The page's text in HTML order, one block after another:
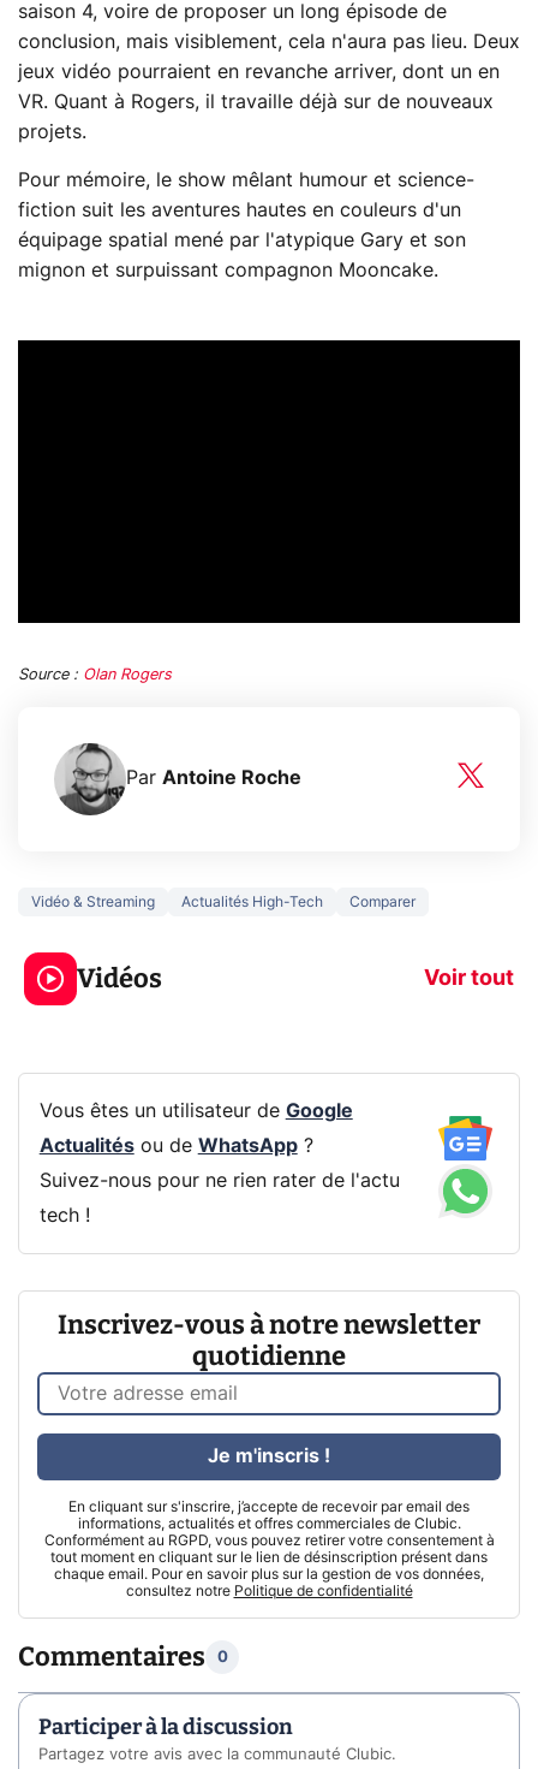
saison 4, voire de proposer un long épisode de
conclusion, mais visiblement, cela n'aura pas lieu. Deux
jeux vidéo pourraient en revanche arriver, dont un en
VR. Quant à Rogers, il travaille déjà sur de nouveaux
projets.
Pour mémoire, le show mêlant humour et science-
fiction suit les aventures hautes en couleurs d'un
équipage spatial mené par l'atypique Gary et son
mignon et surpuissant compagnon Mooncake.
Source : Olan Rogers
Par Antoine Roche
Vidéo & Streaming Actualités High-Tech Comparer
Vidéos Voir tout
3 écrans en 1 pour
319€ ? Voici L'AOC
CQ32G4ZA !
5
prochaine
Vous êtes un utilisateur de Google
Actualitésou de WhatsApp?
Suivez-nous pour ne rien rater de l'actu
tech !
Inscrivez-vous à notre newsletter
quotidienne
En cliquant sur s'inscrire, j’accepte de recevoir par email des
informations, actualités et offres commerciales de Clubic.
Conformément au RGPD, vous pouvez retirer votre consentement à
tout moment en cliquant sur le lien de désinscription présent dans
chaque email. Pour en savoir plus sur la gestion de vos données,
consultez notre Politique de confidentialité
Je m'inscris !
Commentaires 0
Participer à la discussion
Partagez votre avis avec la communauté Clubic.